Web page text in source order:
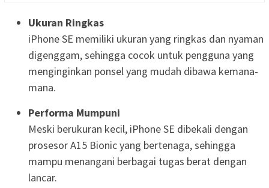
Ukuran Ringkas
iPhone SE memiliki ukuran yang ringkas dan nyaman
digenggam, sehingga cocok untuk pengguna yang
menginginkan ponsel yang mudah dibawa kemana-
mana.
Performa Mumpuni
Meski berukuran kecil, iPhone SE dibekali dengan
prosesor A15 Bionic yang bertenaga, sehingga
mampu menangani berbagai tugas berat dengan
lancar.